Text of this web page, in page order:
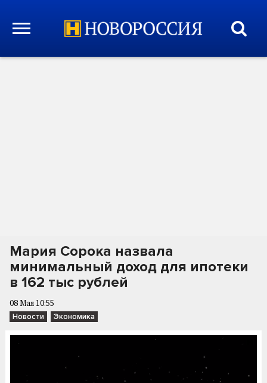
Мария Сорока назвала
минимальный доход для ипотеки
в 162 тыс рублей
08 Мая 10:55
Новости Экономика